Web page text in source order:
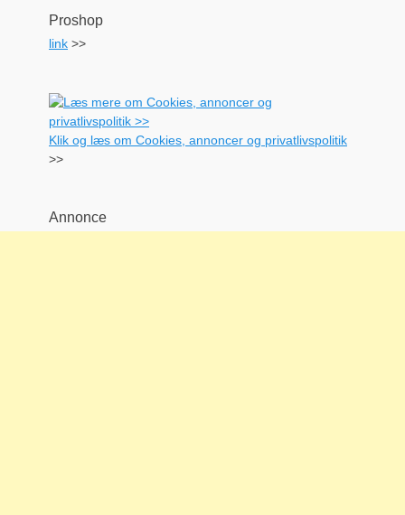
Proshop
link >>
Klik og læs om Cookies, annoncer og privatlivspolitik
>>
Annonce